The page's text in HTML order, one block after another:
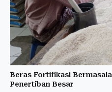
Beras Fortifikasi
Penertiban Besar